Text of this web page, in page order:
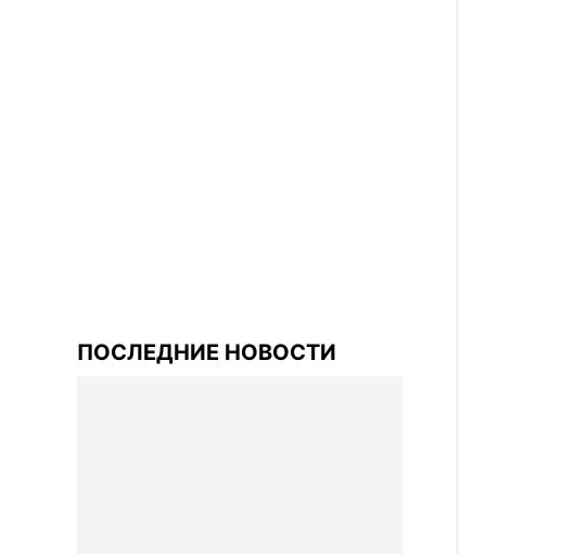
ПОСЛЕДНИЕ НОВОСТИ